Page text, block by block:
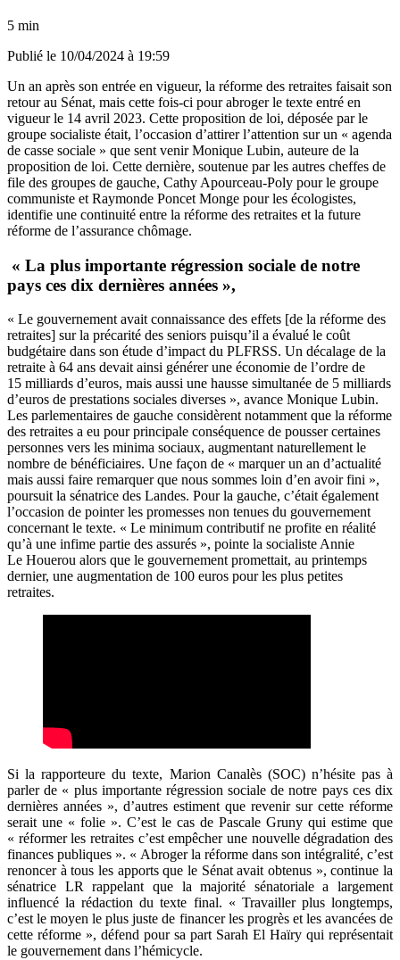
5 min
Publié le 10/04/2024 à 19:59
Un an après son entrée en vigueur, la réforme des retraites faisait son
retour au Sénat, mais cette fois-ci pour abroger le texte entré en
vigueur le 14 avril 2023. Cette proposition de loi, déposée par le
groupe socialiste était, l’occasion d’attirer l’attention sur un « agenda
de casse sociale » que sent venir Monique Lubin, auteure de la
proposition de loi. Cette dernière, soutenue par les autres cheffes de
file des groupes de gauche, Cathy Apourceau-Poly pour le groupe
communiste et Raymonde Poncet Monge pour les écologistes,
identifie une continuité entre la réforme des retraites et la future
réforme de l’assurance chômage.
« La plus importante régression sociale de notre
pays ces dix dernières années »,
« Le gouvernement avait connaissance des effets [de la réforme des
retraites] sur la précarité des seniors puisqu’il a évalué le coût
budgétaire dans son étude d’impact du PLFRSS. Un décalage de la
retraite à 64 ans devait ainsi générer une économie de l’ordre de
15 milliards d’euros, mais aussi une hausse simultanée de 5 milliards
d’euros de prestations sociales diverses », avance Monique Lubin.
Les parlementaires de gauche considèrent notamment que la réforme
des retraites a eu pour principale conséquence de pousser certaines
personnes vers les minima sociaux, augmentant naturellement le
nombre de bénéficiaires. Une façon de « marquer un an d’actualité
mais aussi faire remarquer que nous sommes loin d’en avoir fini »,
poursuit la sénatrice des Landes. Pour la gauche, c’était également
l’occasion de pointer les promesses non tenues du gouvernement
concernant le texte. « Le minimum contributif ne profite en réalité
qu’à une infime partie des assurés », pointe la socialiste Annie
Le Houerou alors que le gouvernement promettait, au printemps
dernier, une augmentation de 100 euros pour les plus petites
retraites.
Si la rapporteure du texte, Marion Canalès (SOC) n’hésite pas à
parler de « plus importante régression sociale de notre pays ces dix
dernières années », d’autres estiment que revenir sur cette réforme
serait une « folie ». C’est le cas de Pascale Gruny qui estime que
« réformer les retraites c’est empêcher une nouvelle dégradation des
finances publiques ». « Abroger la réforme dans son intégralité, c’est
renoncer à tous les apports que le Sénat avait obtenus », continue la
sénatrice LR rappelant que la majorité sénatoriale a largement
influencé la rédaction du texte final. « Travailler plus longtemps,
c’est le moyen le plus juste de financer les progrès et les avancées de
cette réforme », défend pour sa part Sarah El Haïry qui représentait
le gouvernement dans l’hémicycle.